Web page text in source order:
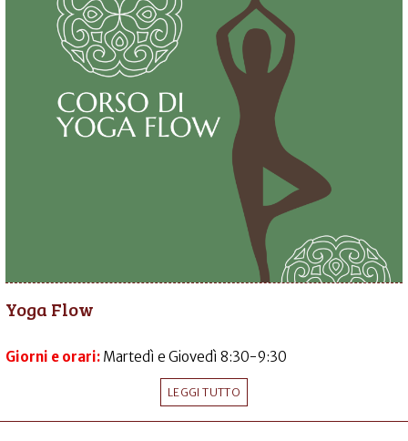
Yoga Flow
Giorni e orari: Martedì e Giovedì 8:30-9:30
LEGGI TUTTO